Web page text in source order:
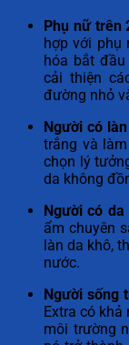
Phụ nữ trên
hợp với phụ
hóa bắt
cải thiện
đường nhỏ
Người có
trắng và
chọn lý
da không
Người có
ẩm chuyên
làn da khô,
nước.
Người sống
Extra có khả
môi trường